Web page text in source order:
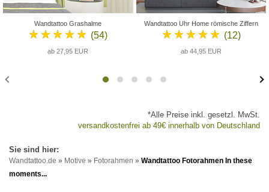
Wandtattoo Grashalme
★★★★★ (54)
ab 27,95 EUR
Wandtattoo Uhr Home römische Ziffern
★★★★★ (12)
ab 44,95 EUR
*Alle Preise inkl. gesetzl. MwSt.
versandkostenfrei ab 49€ innerhalb von Deutschland
Wandtattoo.de » Motive » Fotorahmen » Wandtattoo Fotorahmen In these
moments...